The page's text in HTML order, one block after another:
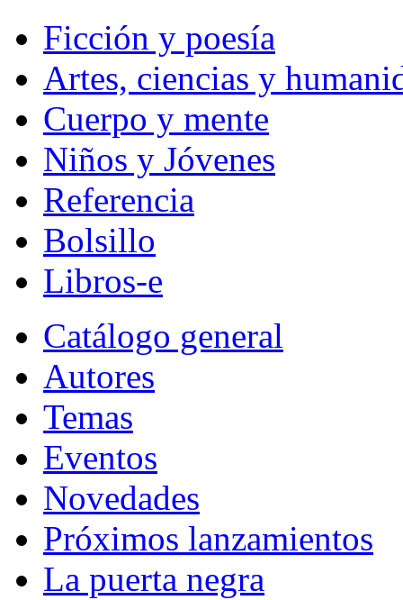
Ficción y poesía
Artes, ciencias y
Cuerpo y mente
Niños y Jóvenes
Referencia
Bolsillo
Libros-e
Catálogo general
Autores
Temas
Eventos
Novedades
Próximos lanzamientos
La puerta negra